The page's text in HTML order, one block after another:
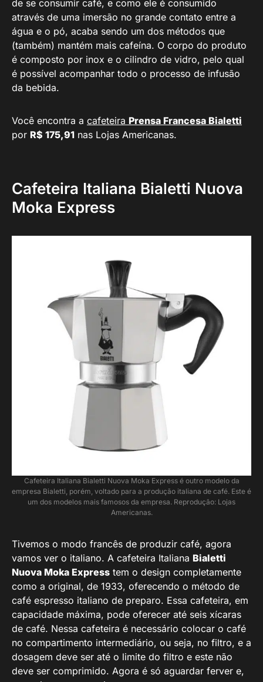
de se consumir café, e como ele é consumido
através de uma imersão no grande contato entre a
água e o pó, acaba sendo um dos métodos que
(também) mantém mais cafeína. O corpo do produto
é composto por inox e o cilindro de vidro, pelo qual
é possível acompanhar todo o processo de infusão
da bebida.
Você encontra a cafeteira Prensa Francesa Bialetti
por R$ 175,91 nas Lojas Americanas.
Cafeteira Italiana Bialetti Nuova
Moka Express
Cafeteira Italiana Bialetti Nuova Moka Express é outro modelo da
empresa Bialetti, porém, voltado para a produção italiana de café. Este é
um dos modelos mais famosos da empresa. Reprodução: Lojas
Americanas.
Tivemos o modo francês de produzir café, agora
vamos ver o italiano. A cafeteira Italiana Bialetti
Nuova Moka Express tem o design completamente
como a original, de 1933, oferecendo o método de
café espresso italiano de preparo. Essa cafeteira, em
capacidade máxima, pode oferecer até seis xícaras
de café. Nessa cafeteira é necessário colocar o café
no compartimento intermediário, ou seja, no filtro, e a
dosagem deve ser até o limite do filtro e este não
deve ser comprimido. Agora é só aguardar ferver e,